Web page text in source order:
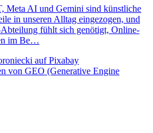
Meta AI und Gemini sind künstliche
in unseren Alltag eingezogen, und
fühlt sich genötigt, Online-
im Be…
von GEO (Generative Engine